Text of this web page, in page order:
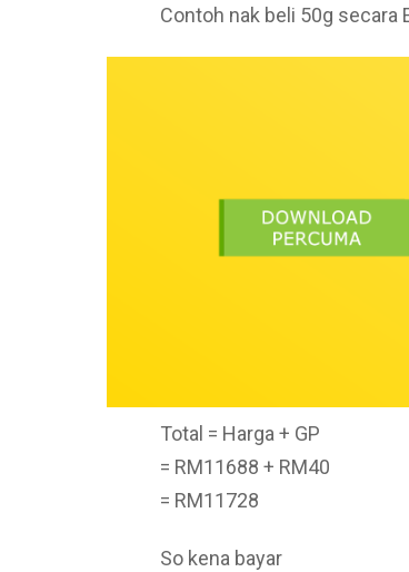
Contoh nak beli 50g secara
Total = Harga + GP
= RM11688 + RM40
= RM11728
So kena bayar